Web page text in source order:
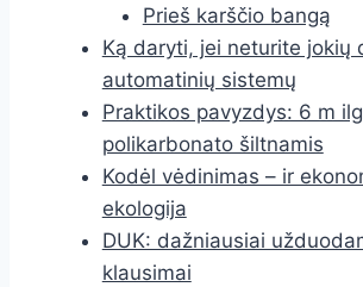
Prieš karščio bangą
Ką daryti, jei neturite jokių
automatinių sistemų
Praktikos pavyzdys: 6 m
polikarbonato šiltnamis
Kodėl vėdinimas – ir
ekologija
DUK: dažniausiai
klausimai